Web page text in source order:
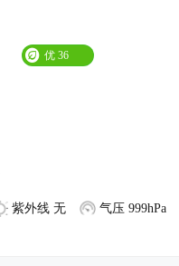
优 36
紫外线 无 气压 999hPa